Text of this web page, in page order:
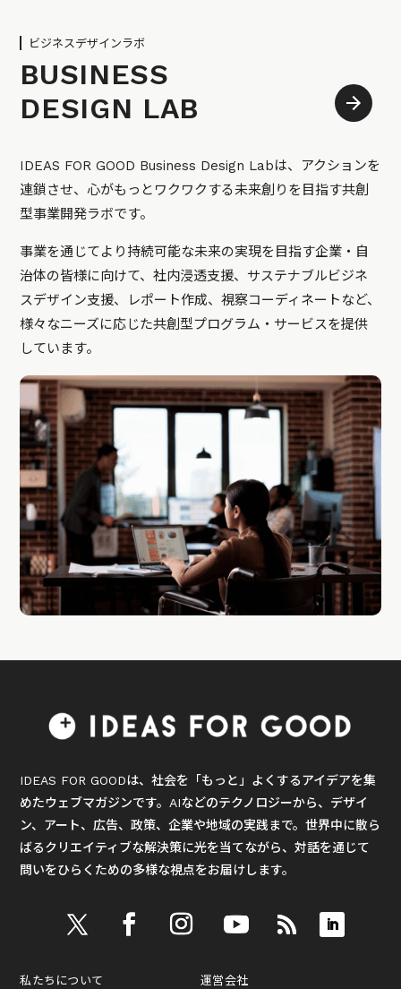
ビジネスデザインラボ
BUSINESS
DESIGN LAB
IDEAS FOR GOOD Business Design Labは、アクションを
連鎖させ、心がもっとワクワクする未来創りを目指す共創
型事業開発ラボです。
事業を通じてより持続可能な未来の実現を目指す企業・自
治体の皆様に向けて、社内浸透支援、サステナブルビジネ
スデザイン支援、レポート作成、視察コーディネートなど、
様々なニーズに応じた共創型プログラム・サービスを提供
しています。
IDEAS FOR GOODは、社会を「もっと」よくするアイデアを集
めたウェブマガジンです。AIなどのテクノロジーから、デザイ
ン、アート、広告、政策、企業や地域の実践まで。世界中に散ら
ばるクリエイティブな解決策に光を当てながら、対話を通じて
問いをひらくための多様な視点をお届けします。
私たちについて 運営会社